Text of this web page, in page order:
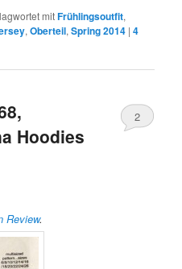
mitFrühlingsoutfit,
,Oberteil,Spring 2014 |4
Hoodies
2
Review.